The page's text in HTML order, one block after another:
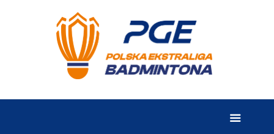
EKSTRALIGA
Aktualności